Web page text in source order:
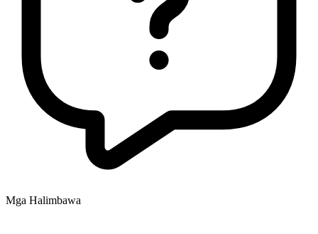
Mga Halimbawa